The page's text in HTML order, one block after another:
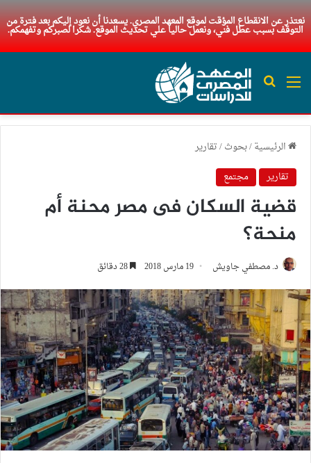
نعتذر عن الانقطاع المؤقت لموقع المعهد المصري. يسعدنا أن نعود إليكم بعد فترة من
التوقف بسبب عطل فني، ونعمل حاليا علي تحديث الموقع. شكرا لصبركم وتفهمكم.
القائمة بحث عن
الرئيسية/بحوث/تقارير
تقارير
مجتمع
قضية السكان فى مصر محنة أم
منحة؟
د. مصطفي جاويش 19 مارس 2018